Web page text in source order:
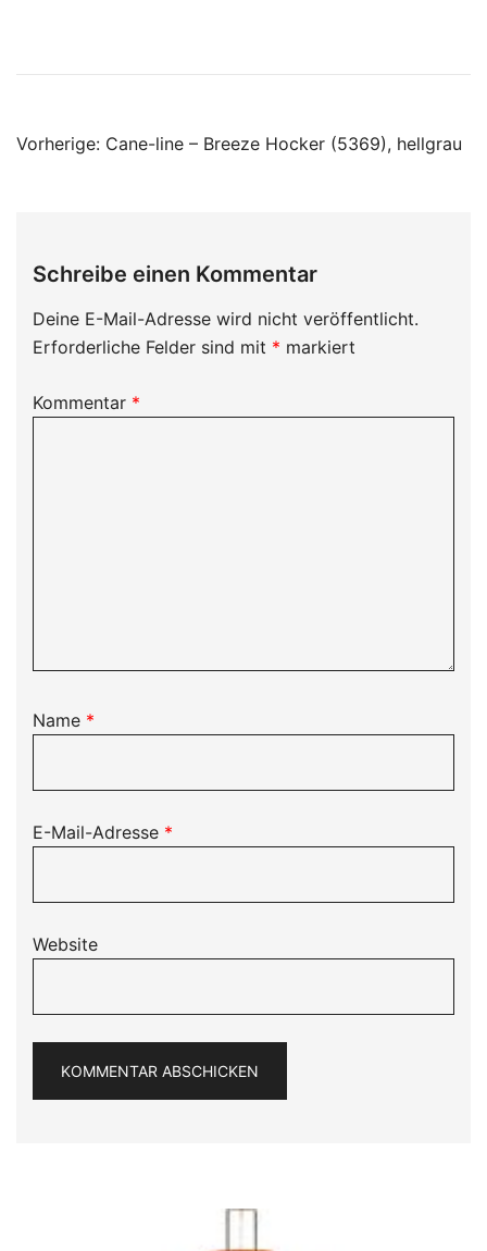
Beitragsnavigation
Vorherige: Cane-line – Breeze Hocker (5369), hellgrau
Schreibe einen Kommentar
Deine E-Mail-Adresse wird nicht veröffentlicht.
Erforderliche Felder sind mit * markiert
Kommentar *
Name *
E-Mail-Adresse *
Website